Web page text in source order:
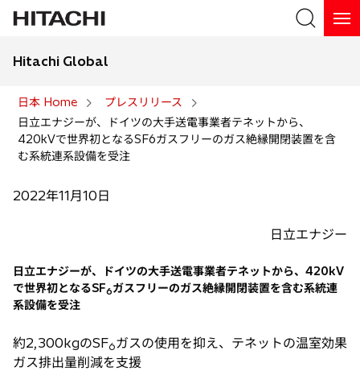
検索
Hitachi Global
日本 Home
プレスリリース
日立エナジーが、ドイツの大手送電事業者テネットから、
420kVで世界初となるSF6ガスフリーのガス絶縁開閉装置を含
む系統連系設備を受注
2022年11月10日
日立エナジー
日立エナジーが、ドイツの大手送電事業者テネットから、420kV
で世界初となるSF6ガスフリーのガス絶縁開閉装置を含む系統連
系設備を受注
約2,300kgのSF6ガスの使用を抑え、テネットの温室効果
ガス排出量削減を支援